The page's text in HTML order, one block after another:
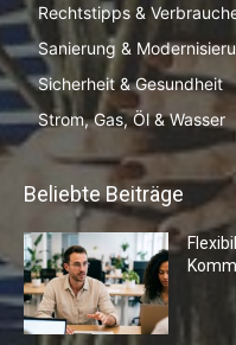
Rechtstipps &
Sanierung &
Sicherheit & Gesundheit
Strom, Gas, Öl & Wasser
Beliebte Beiträge